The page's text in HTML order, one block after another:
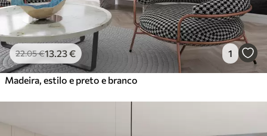
22.05€13 .23€ 1
Madeira, estilo e preto e branco